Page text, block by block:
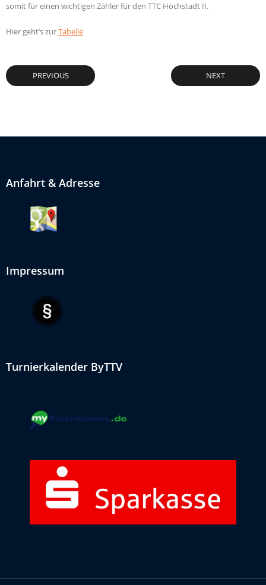
somit für einen wichtigen Zähler für den TTC Höchstadt II.
Hier geht’s zurTabelle
PREVIOUS NEXT
Anfahrt & Adresse
Impressum
Turnierkalender ByTTV